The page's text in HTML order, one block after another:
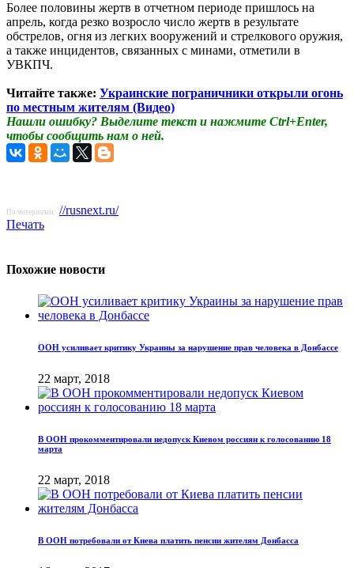
Более половины жертв в отчетном периоде пришлось на
апрель, когда резко возросло число жертв в результате
обстрелов, огня из легких вооружений и стрелкового оружия,
а также инцидентов, связанных с минами, отметили в
УВКПЧ.
Читайте также: Украинские пограничники открыли огонь
по местным жителям (Видео)
Нашли ошибку? Выделите текст и нажмите Ctrl+Enter,
чтобы сообщить нам о ней.
По материалам: //rusnext.ru/
Печать
Похожие новости
ООН усиливает критику Украины за нарушение прав человека в Донбассе
22 март, 2018
В ООН прокомментировали недопуск Киевом россиян к голосованию 18
марта
22 март, 2018
В ООН потребовали от Киева платить пенсии жителям Донбасса